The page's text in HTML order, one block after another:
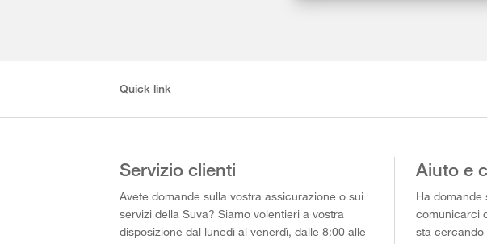
Quick link
Servizio clienti
Avete domande sulla vostra assicurazione o sui
servizi della Suva? Siamo volentieri a vostra
disposizione dal lunedì al venerdì, dalle 8:00 alle
Aiuto e
Ha domande
comunicarci
sta cercando